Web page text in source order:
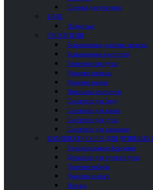
Сиденья для унитазов
БИДЕ
Подвесные
СМЕСИТЕЛИ
Встраиваемые душевые системы
Встраиваемые смесители
Гигиенические души
Душевые системы
Душевые панели
Напольные смесители
Смесители для биде
Смесители для ванны
Смесители для душа
Смесители для раковины
КОМПЛЕКТУЮЩИЕ ДЛЯ ДУШЕВЫХ
Гидромассажные форсунки
Держатели для ручного душа
Душевые наборы
Душевые шланги
Изливы